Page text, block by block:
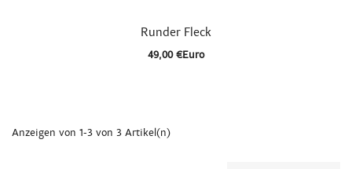
Schnellansicht
Runder Fleck
49,00 €Euro
Anzeigen von 1-3 von 3 Artikel(n)